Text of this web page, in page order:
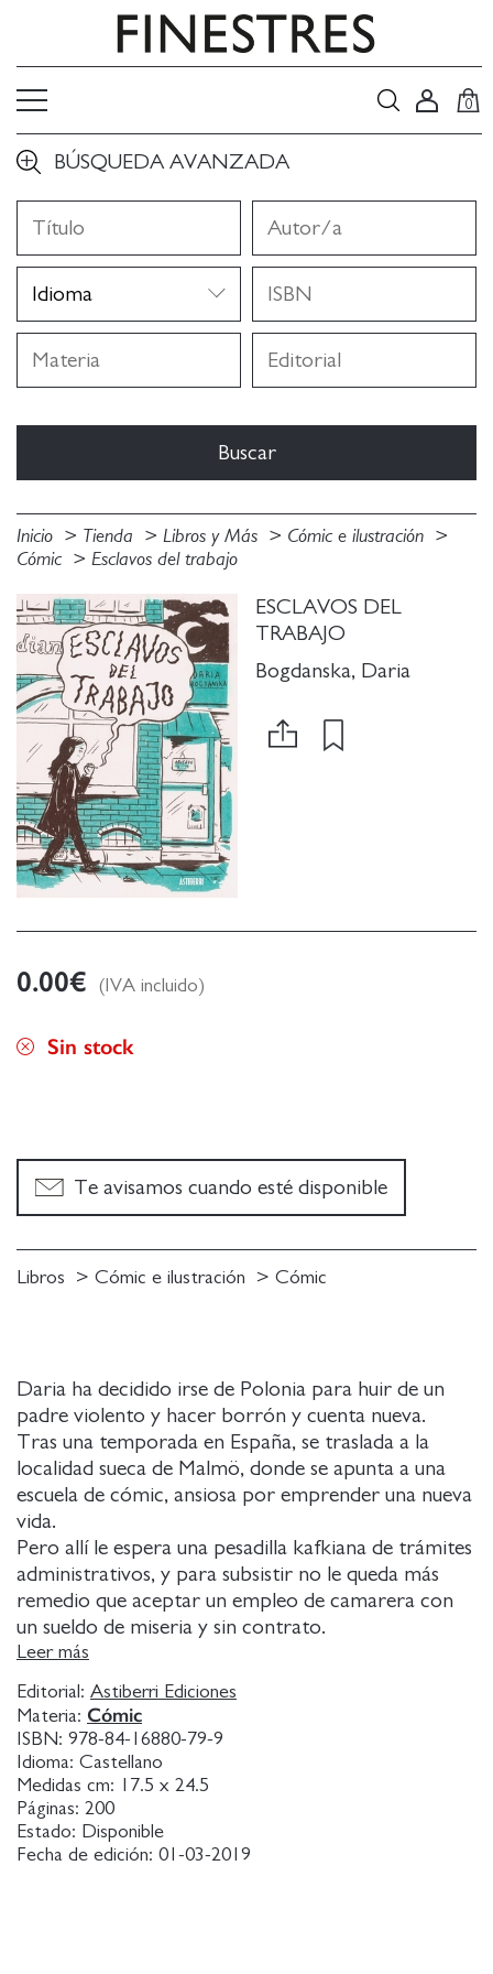
0
BÚSQUEDA AVANZADA
Inicio Tienda Libros y Más
Cómic e ilustración
Cómic
Esclavos del trabajo
ESCLAVOS DEL
TRABAJO
Bogdanska, Daria
Daria ha decidido irse de Polonia para huir de un
padre violento y hacer borrón y cuenta nueva.
Tras una temporada en España, se traslada a la
localidad sueca de Malmö, donde se apunta a una
escuela de cómic, ansiosa por emprender una nueva
vida.
Pero allí le espera una pesadilla kafkiana de trámites
administrativos, y para subsistir no le queda más
remedio que aceptar un empleo de camarera con
un sueldo de miseria y sin contrato.
Mientras acumula horas de trabajo, cansancio y
desamores, le va creciendo por dentro un
imparable sentimiento de rebeldía ante la injusticia,
y decide dar un puñetazo en la mesa y luchar por
sus derechos y los de sus compañeros.
Se dice que la esclavitud acabó hace cien años...,
reflexiona Daria, mientras observa un viernes por la
noche a los hípsters de Malmö pidiendo comida en
el restaurante indio donde ella y sus compañeros
Leer más
Editorial: Astiberri Ediciones
Materia: Cómic
ISBN: 978-84-16880-79-9
Idioma: Castellano
Medidas cm:
17.5 x 24.5
Páginas: 200
Estado: Disponible
Fecha de edición: 01-03-2019
0.00€ (IVA incluido)
Sin stock
Te avisamos cuando esté disponible
Libros Cómic e ilustración Cómic